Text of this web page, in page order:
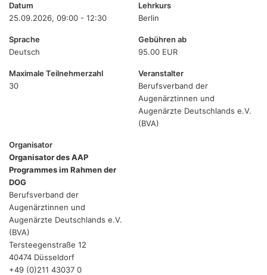
Datum
25.09.2026, 09:00 - 12:30
Lehrkurs
Berlin
Sprache
Deutsch
Gebühren ab
95.00 EUR
Maximale Teilnehmerzahl
30
Veranstalter
Berufsverband der
Augenärztinnen und
Augenärzte Deutschlands e.V.
(BVA)
Organisator
Organisator des AAP
Programmes im Rahmen der
DOG
Berufsverband der
Augenärztinnen und
Augenärzte Deutschlands e.V.
(BVA)
Tersteegenstraße 12
40474 Düsseldorf
+49 (0)211 43037 0